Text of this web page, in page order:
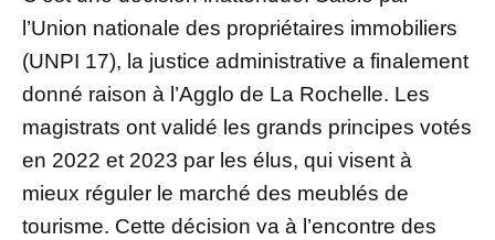
l’Union nationale des propriétaires immobiliers
(UNPI 17), la justice administrative a finalement
donné raison à l’Agglo de La Rochelle. Les
magistrats ont validé les grands principes votés
en 2022 et 2023 par les élus, qui visent à
mieux réguler le marché des meublés de
tourisme. Cette décision va à l’encontre des